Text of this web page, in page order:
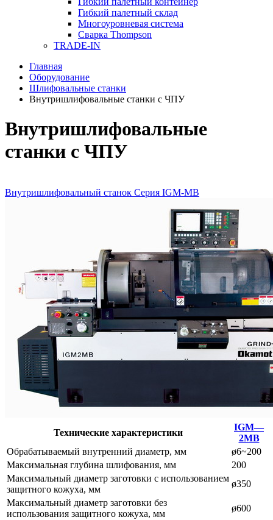
Гибкий палетный склад
Многоуровневая система
Сварка Thompson
TRADE-IN
Главная
Оборудование
Шлифовальные станки
Внутришлифовальные станки с ЧПУ
Внутришлифовальные
станки с ЧПУ
Внутришлифовальный станок Серия IGM-MB
Технические характеристики
IGM—
2MB
Обрабатываемый внутренний диаметр, мм
ø6~200
Максимальная глубина шлифования, мм
200
Максимальный диаметр заготовки с использованием
защитного кожуха, мм
ø350
Максимальный диаметр заготовки без
использования защитного кожуха, мм
ø600